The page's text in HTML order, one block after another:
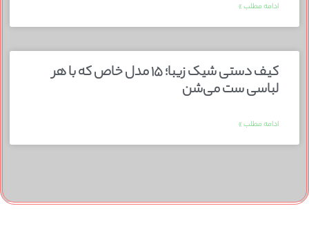
ادامه مطلب »
کیف دستی شیک زیبا؛ ۱۵ مدل خاص که با هر
لباسی ست می‌شن
ادامه مطلب »